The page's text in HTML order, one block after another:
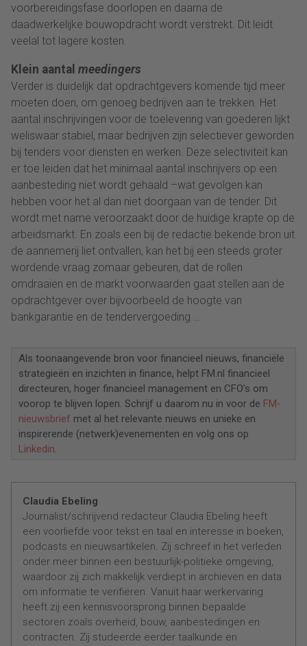
voorbereidingsfase doorlopen en daarna de
daadwerkelijke bouwopdracht wordt verstrekt. Dit leidt
veelal tot lagere kosten.
Klein aantal meedingers
Verder is duidelijk dat opdrachtgevers komende tijd meer
moeten doen, om genoeg bedrijven aan te trekken. Het
aantal inschrijvingen voor de toelevering van goederen lijkt
weliswaar stabiel, maar bedrijven zijn selectiever geworden
bij tenders voor diensten en werken. Deze selectiviteit kan
er toe leiden dat het minimaal aantal inschrijvers op een
aanbesteding niet wordt gehaald –wat gevolgen kan
hebben voor het al dan niet doorgaan van de tender. Dit
wordt met name veroorzaakt door de huidige krapte op de
arbeidsmarkt. En zoals een bij de redactie bekende bron uit
de aannemerij liet ontvallen, kan het bij een steeds groter
wordende vraag zomaar gebeuren, dat de rollen
omdraaien en de markt voorwaarden gaat stellen aan de
opdrachtgever over bijvoorbeeld de hoogte van
bankgarantie en de tendervergoeding …
Als toonaangevende bron voor financieel nieuws, financiële
strategieën en inzichten in finance, helpt FM.nl financieel
directeuren, hoger financieel management en CFO’s om
voorop te blijven lopen. Schrijf u daarom nu in voor de FM-
nieuwsbrief met al het relevante nieuws en unieke en
inspirerende (netwerk)evenementen en volg ons op
Linkedin.
Claudia Ebeling
Journalist/schrijvend redacteur Claudia Ebeling heeft
een voorliefde voor tekst en taal en interesse in boeken,
podcasts en nieuwsartikelen. Zij schreef in het verleden
onder meer binnen een bestuurlijk-politieke omgeving,
waardoor zij zich makkelijk verdiept in archieven en data
om informatie te verifiëren. Vanuit haar werkervaring
heeft zij een kennisvoorsprong binnen bepaalde
sectoren zoals overheid, bouw, aanbestedingen en
contracten. Zij studeerde eerder taalkunde en